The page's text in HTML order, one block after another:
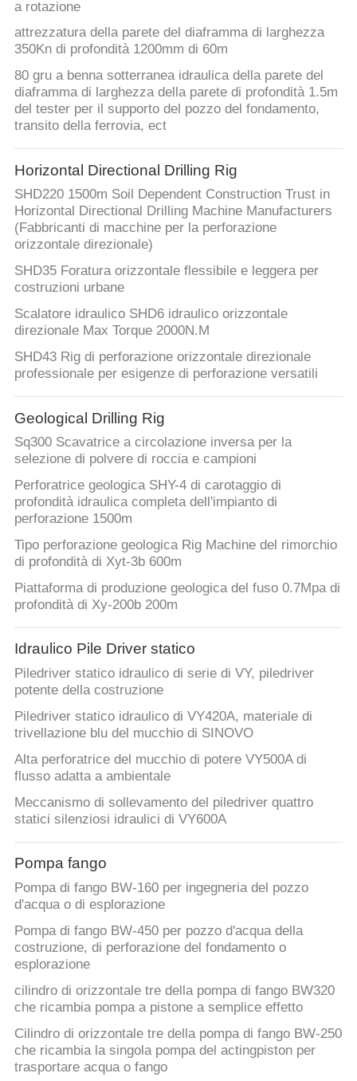
a rotazione
attrezzatura della parete del diaframma di larghezza
350Kn di profondità 1200mm di 60m
80 gru a benna sotterranea idraulica della parete del
diaframma di larghezza della parete di profondità 1.5m
del tester per il supporto del pozzo del fondamento,
transito della ferrovia, ect
Horizontal Directional Drilling Rig
SHD220 1500m Soil Dependent Construction Trust in
Horizontal Directional Drilling Machine Manufacturers
(Fabbricanti di macchine per la perforazione
orizzontale direzionale)
SHD35 Foratura orizzontale flessibile e leggera per
costruzioni urbane
Scalatore idraulico SHD6 idraulico orizzontale
direzionale Max Torque 2000N.M
SHD43 Rig di perforazione orizzontale direzionale
professionale per esigenze di perforazione versatili
Geological Drilling Rig
Sq300 Scavatrice a circolazione inversa per la
selezione di polvere di roccia e campioni
Perforatrice geologica SHY-4 di carotaggio di
profondità idraulica completa dell'impianto di
perforazione 1500m
Tipo perforazione geologica Rig Machine del rimorchio
di profondità di Xyt-3b 600m
Piattaforma di produzione geologica del fuso 0.7Mpa di
profondità di Xy-200b 200m
Idraulico Pile Driver statico
Piledriver statico idraulico di serie di VY, piledriver
potente della costruzione
Piledriver statico idraulico di VY420A, materiale di
trivellazione blu del mucchio di SINOVO
Alta perforatrice del mucchio di potere VY500A di
flusso adatta a ambientale
Meccanismo di sollevamento del piledriver quattro
statici silenziosi idraulici di VY600A
Pompa fango
Pompa di fango BW-160 per ingegneria del pozzo
d'acqua o di esplorazione
Pompa di fango BW-450 per pozzo d'acqua della
costruzione, di perforazione del fondamento o
esplorazione
cilindro di orizzontale tre della pompa di fango BW320
che ricambia pompa a pistone a semplice effetto
Cilindro di orizzontale tre della pompa di fango BW-250
che ricambia la singola pompa del actingpiston per
trasportare acqua o fango